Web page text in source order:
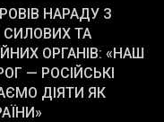
Street
Journal.
НАРАДУ З
СИЛОВИХ ТА
ОРГАНІВ: «НАШ
— РОСІЙСЬКІ
ДІЯТИ ЯК